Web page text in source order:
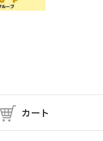
カート